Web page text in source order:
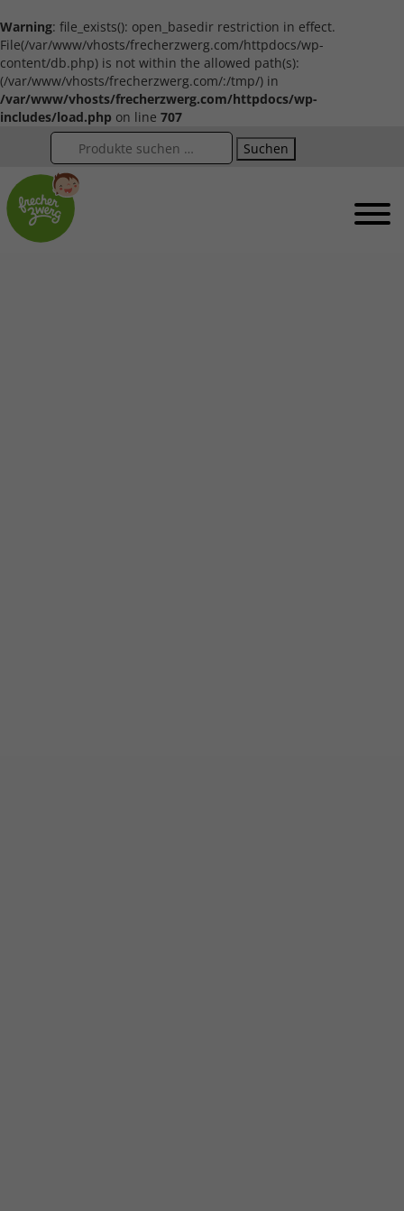
Warning: file_exists(): open_basedir restriction in effect.
File(/var/www/vhosts/frecherzwerg.com/httpdocs/wp-
content/db.php) is not within the allowed path(s):
(/var/www/vhosts/frecherzwerg.com/:/tmp/) in
/var/www/vhosts/frecherzwerg.com/httpdocs/wp-
includes/load.php on line 707
Suchen